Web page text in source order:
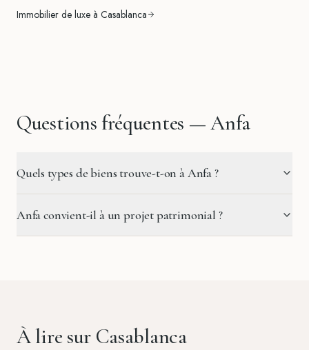
Immobilier de luxe à Casablanca
Questions fréquentes —Anfa
Quels types de biens trouve-t-on à Anfa ?
Anfa convient-il à un projet patrimonial ?
À lire sur Casablanca